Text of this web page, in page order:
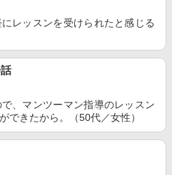
レッスンを受けられたと感じる
、マンツーマン指導のレッスン
できたから。（50代／女性）